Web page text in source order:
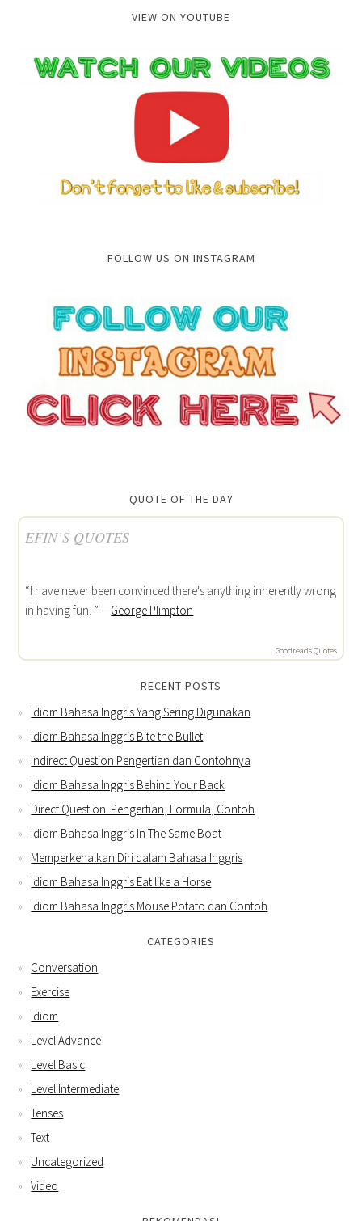
VIEW ON YOUTUBE
FOLLOW US ON INSTAGRAM
QUOTE OF THE DAY
EFIN’S QUOTES
“I have never been convinced there's anything inherently wrong
in having fun. ” —George Plimpton
Goodreads Quotes
RECENT POSTS
Idiom Bahasa Inggris Yang Sering Digunakan
Idiom Bahasa Inggris Bite the Bullet
Indirect Question Pengertian dan Contohnya
Idiom Bahasa Inggris Behind Your Back
Direct Question: Pengertian, Formula, Contoh
Idiom Bahasa Inggris In The Same Boat
Memperkenalkan Diri dalam Bahasa Inggris
Idiom Bahasa Inggris Eat like a Horse
Idiom Bahasa Inggris Mouse Potato dan Contoh
CATEGORIES
Conversation
Exercise
Idiom
Level Advance
Level Basic
Level Intermediate
Tenses
Text
Uncategorized
Video